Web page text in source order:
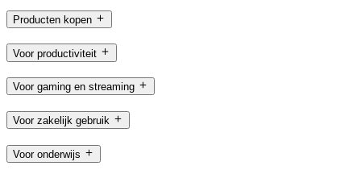
Producten kopen
Voor productiviteit
Voor gaming en streaming
Voor zakelijk gebruik
Voor onderwijs